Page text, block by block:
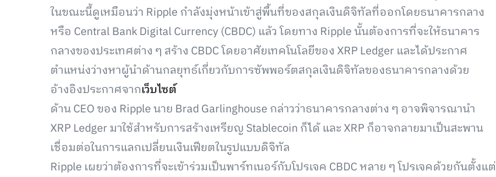
ในขณะนี้ดูเหมือนว่า Ripple กำลังมุ่งหน้าเข้าสู่พื้นที่ของสกุลเงินดิจิทัลที่ออกโดยธนาคารกลาง
หรือ Central Bank Digital Currency (CBDC) แล้ว โดยทาง Ripple นั้นต้องการที่จะให้ธนาคาร
กลางของประเทศต่าง ๆ สร้าง CBDC โดยอาศัยเทคโนโลยีของ XRP Ledger และได้ประกาศ
ตำแหน่งว่างหาผู้นำด้านกลยุทธ์เกี่ยวกับการซัพพอร์ตสกุลเงินดิจิทัลของธนาคารกลางด้วย
อ้างอิงประกาศจากเว็บไซต์
ด้าน CEO ของ Ripple นาย Brad Garlinghouse กล่าวว่าธนาคารกลางต่าง ๆ อาจพิจารณานำ
XRP Ledger มาใช้สำหรับการสร้างเหรียญ Stablecoin ก็ได้ และ XRP ก็อาจกลายมาเป็นสะพาน
เชื่อมต่อในการแลกเปลี่ยนเงินเฟียตในรูปแบบดิจิทัล
Ripple เผยว่าต้องการที่จะเข้าร่วมเป็นพาร์ทเนอร์กับโปรเจค CBDC หลาย ๆ โปรเจคด้วยกันตั้งแต่